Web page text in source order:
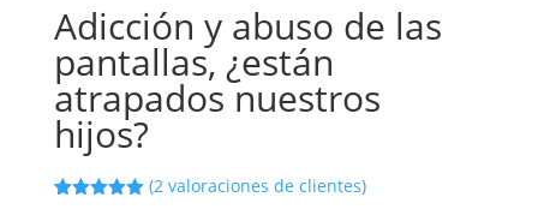
Adicción y abuso de las
pantallas, ¿están
atrapados nuestros
hijos?
(2 valoraciones de clientes)